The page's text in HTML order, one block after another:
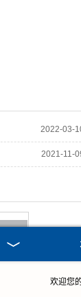
2022-03-
2021-11-
欢迎您